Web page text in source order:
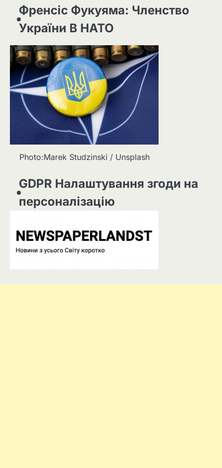
Френсіс Фукуяма: Членство
України В НАТО
Photo:Marek Studzinski / Unsplash
GDPR Налаштування згоди на
персоналізацію